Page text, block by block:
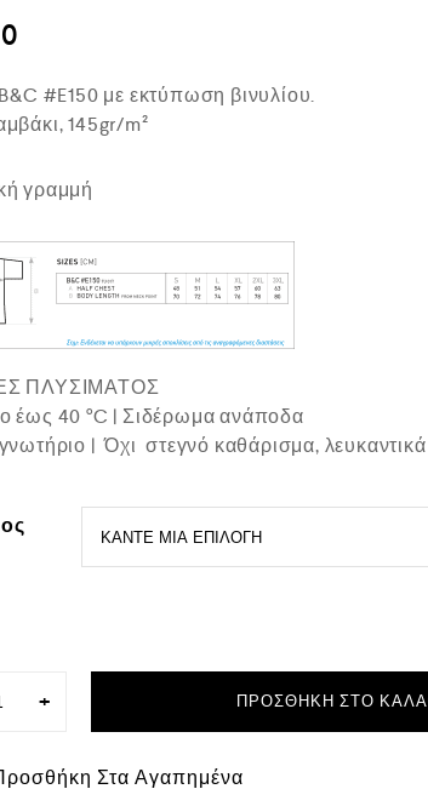
#E150 με εκτύπωση βινυλίου.
145gr/m²
γραμμή
ΠΛΥΣΙΜΑΤΟΣ
έως 40 °C | Σιδέρωμα ανάποδα
| Όχι στεγνό καθάρισμα,
+ ΠΡΟΣΘΉΚΗ ΣΤΟ
Στα Αγαπημένα